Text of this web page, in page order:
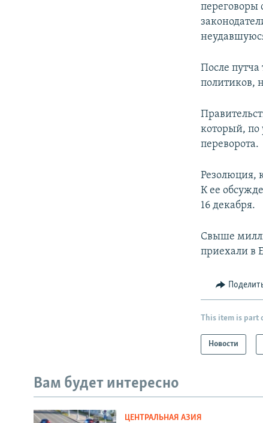
переговоры
После
политиков,
который, по
переворота.
Резолюция,
К ее
16 декабря.
Свыше
приехали в
This item is part
Новости
Вам будет интересно
ЦЕНТРАЛЬНАЯ АЗИЯ